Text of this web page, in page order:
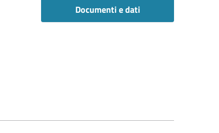
Documenti e dati